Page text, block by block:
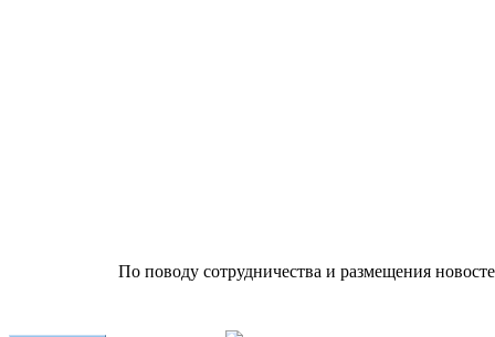
По поводу сотрудничества и размещения